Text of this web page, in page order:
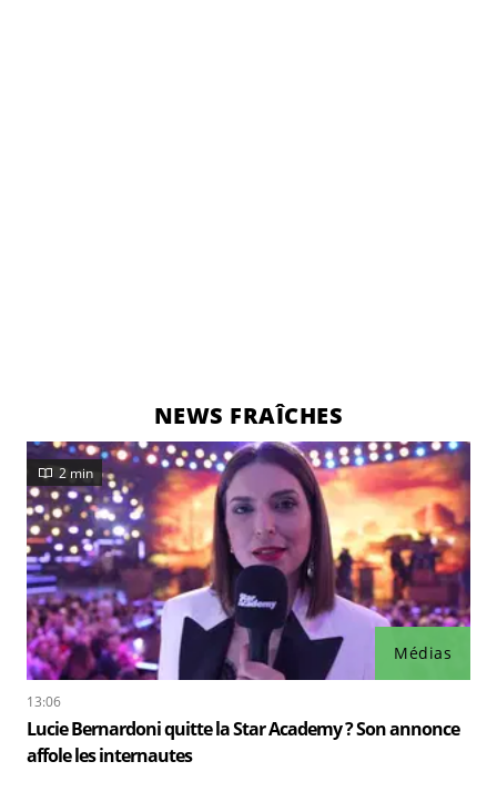
NEWS FRAÎCHES
Médias
2 min
13:06
Lucie Bernardoni quitte la Star Academy ? Son annonce
affole les internautes